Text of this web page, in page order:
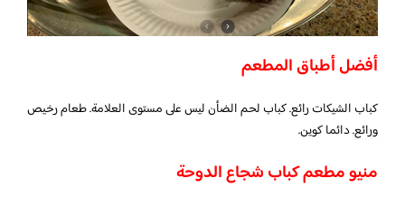
أفضل أطباق المطعم
كباب الشيكات رائع. كباب لحم الضأن ليس على مستوى العلامة. طعام رخيص
ورائع. دائما كوين.
منيو مطعم كباب شجاع الدوحة